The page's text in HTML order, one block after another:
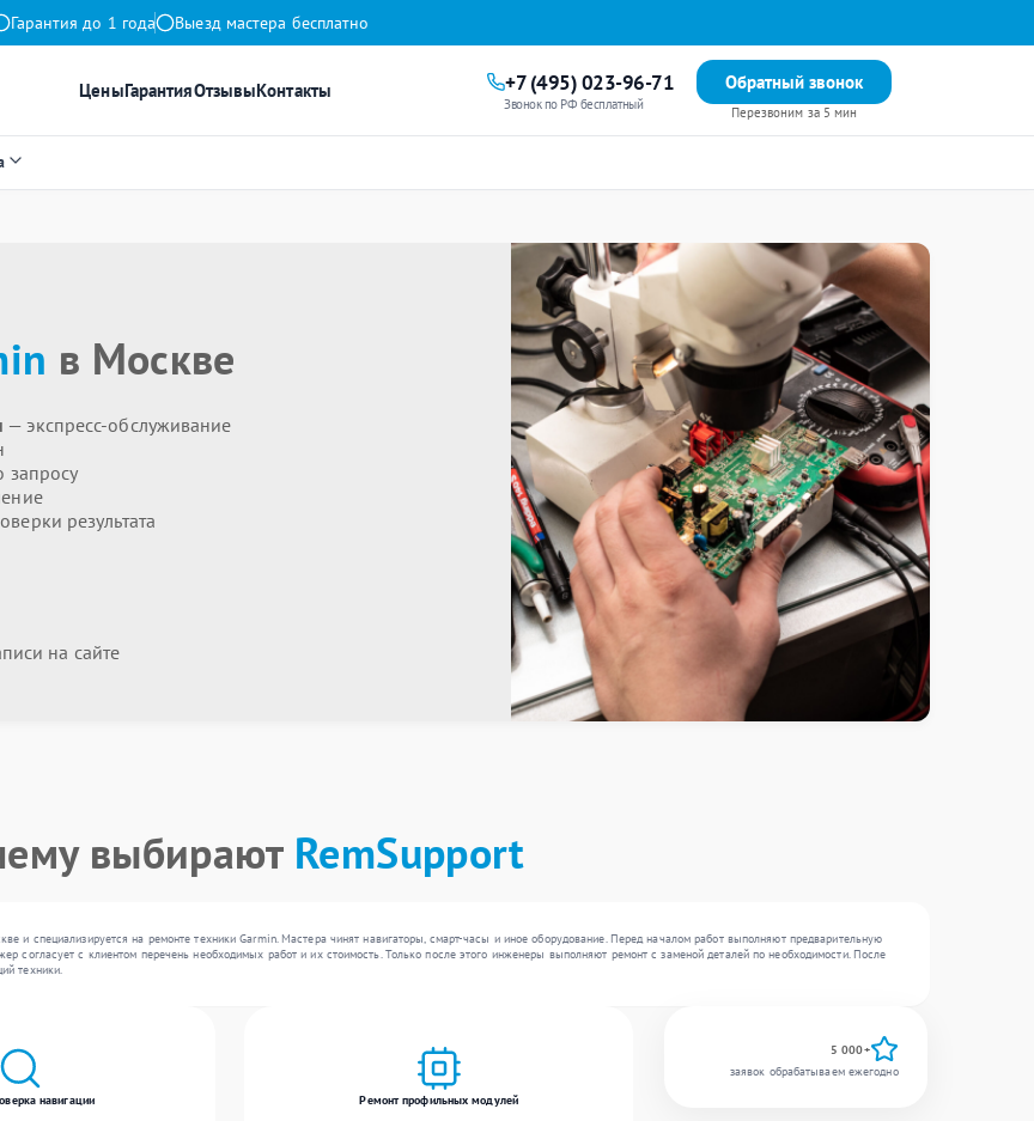
Гарантия до 1 года Выезд мастера бесплатно
ЦеныГарантияОтзывыКонтакты +7 (495) 023-96-71
Звонок по РФ бесплатный
Обратный звонок
Перезвоним за 5 мин
в Москве
— экспресс-обслуживание
запросу
результата
на сайте
выбирают RemSupport
и специализируется на ремонте техники Garmin. Мастера чинят навигаторы, смарт-часы и иное оборудование. Перед началом работ выполняют предварительную
согласует с клиентом перечень необходимых работ и их стоимость. Только после этого инженеры выполняют ремонт с заменой деталей по необходимости. После
техники.
навигации
Ремонт профильных модулей
5 000+
заявок обрабатываем ежегодно